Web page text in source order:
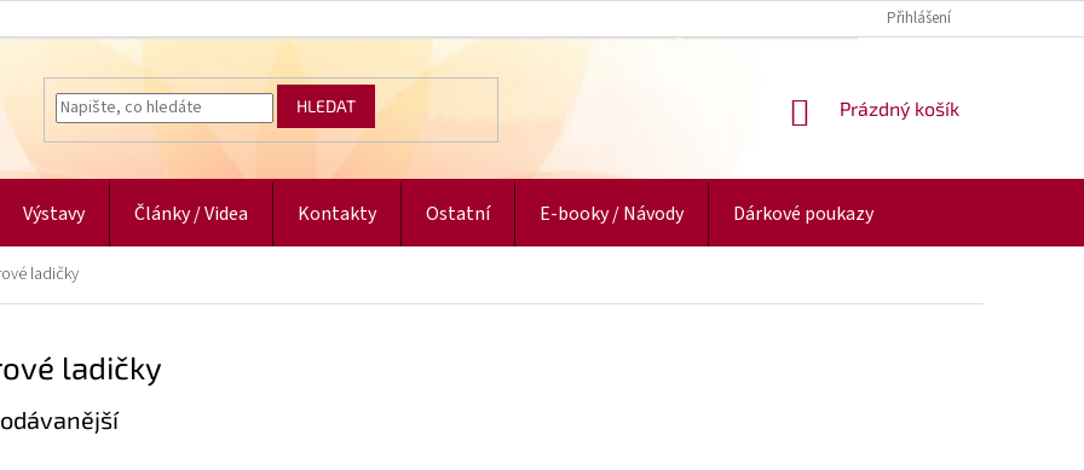
Přihlášení
HLEDAT
NÁKUPNÍ
Prázdný košík
Výstavy Články / Videa Kontakty Ostatní E-booky / Návody Dárkové poukazy
ladičky
ladičky